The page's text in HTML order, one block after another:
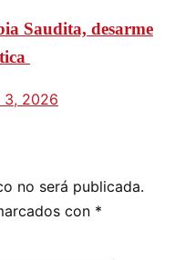
Saudita, desarme
3, 2026
no será publicada.
con *